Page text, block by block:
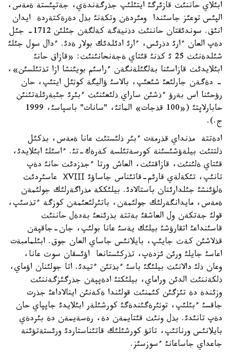
ابئلاي حاننئث قازئرگئ ايتئلئپ جذرگةندةي، جةتپئستة ةمةس،
الپئس توعئز جاسئندا ومئردةن وتكةنئ بذل دةرةكتةردة ايدان
انئق. سوندئقتان حاننئث دذنيةگة كةلگةن جئلئن 1712- جئل
دةپ العان ءارئ دذرئس، ءارئ ادئلدئك بولار ةدئ. ءدال سول جئلئ
شئلدةنئث 25 ئ كذنئ قئتاي ةجةنحانئنئث: «قازاق حانئ
ابئلايدئث قازاسئنا بةلگئلةنگةن ءراسئم بويئنشا ازا تذتئلسئن»،
- دةگةن جارلئعئ شئعئپ، بالاسئ ؤاليگة كوثئل ايتئپ، حان
رؤحئنا اس بةرؤ ءذشئن ساراي ذلئعئنئث ءبئرئ جئبةرئلةتئنئن
حابارلاپتئ («100 قذجات» الماتئ، "سانات" باسپاسئ، 1999
ج.).
ادةتتة مذنداي قذرمةت ءبئر ذلئستئث عانا ةمةس، بذكئل
ذلتتئث بيلةؤشئسئنة كورسةتئلسة كةرةك-تئ. ءاسئلئ ابئلايدئ،
قئتاي ةلئنئث، قازاقتئث، العاش ورتا ءجذزدئث حانئ دةپ
تانئپ، تئكةلةي قارئم-قاتئناس جاساؤئ ХVІІІ عاسئردئث
ةلؤئنشئ جئلدارئنان باستالادئ. بيلئككة مذراگةرلئك جولئمةن
ةمةس، مايدانگةرلئك جولئمةن، باتئرلئعئمةن كوزگة ءتذسئپ،
قولئ جةتكةن ول العاشقئ بةتتة بذرئنعئ بةدةل حاننئث
قاسئنداعئ اتقارؤشئ بيلئك يةسئ عانا بولئپ، جان-جاقپةن
قذلاشئن كةث جايئپ، بايلانئس جاساي العان جوق. ابئلمامبةت
اعاسئ جايلئ ورئن ئزدةپ، تذركئستانعا اؤئسقان سوث عانا،
وعان ذلئ دالانئث بيلئگئ باسئ ءبذتئن ءتيدئ. اتا جولئنان اؤماي،
ذلكةننئث الدئن وراماي، بيلئكتئ ادةپپةن جذرگئزگةننئث
وزئندة دة تئزگئن كئمنئث قولئندا ةكةنئن اينالاداعئ جذرت
جاقسئ ءبئلئپ، توثئرةگئندةگئ كورشئلةر ابئلايدئ جاپپاي حان
دةپ تانئدئ. بذل ونئث قئتايمةن دة، رةسةيمةن دة بئردةي
بايلانئس ورناتئپ، تاتؤ كورشئلئك قاتئناستاردئ ورئستةتؤئنة
جاعداي جاساعانئ ءسوزسئز.